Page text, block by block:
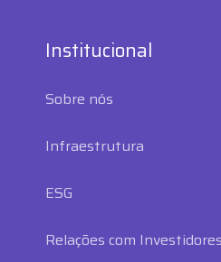
Institucional
Sobre nós
Infraestrutura
ESG
Relações com Investidores